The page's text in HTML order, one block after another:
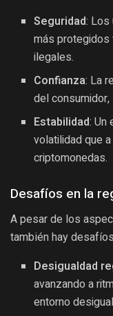
Seguridad:
más protegidos
ilegales.
Confianza: La
del consumidor,
Estabilidad: Un
volatilidad que
criptomonedas.
Desafíos en la
A pesar de los
también hay
Desigualdad
avanzando a
entorno